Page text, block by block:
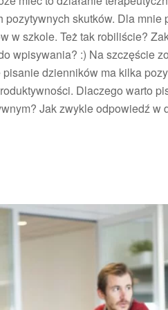
pisać
skutków. Dla mnie
w szkole. Też tak robiliście?
wpisywania? :) Na szczęście
dzienników ma kilka
Dlaczego warto
Jak zwykle odpowiedź w